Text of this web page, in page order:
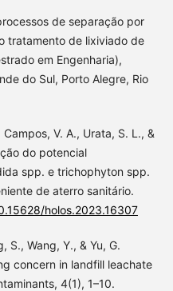
de separação por
tratamento de lixiviado de
em Engenharia),
do Sul, Porto Alegre, Rio
V. A., Urata, S. L., &
do potencial
spp. e trichophyton spp.
de aterro sanitário.
holos.2023.16307
S., Wang, Y., & Yu, G.
concern in landfill leachate
4(1), 1–10.